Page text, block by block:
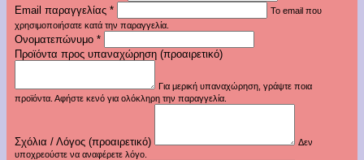
Email παραγγελίας *
Το email που
χρησιμοποιήσατε κατά την παραγγελία.
Ονοματεπώνυμο *
Προϊόντα προς υπαναχώρηση (προαιρετικό)
Για μερική υπαναχώρηση, γράψτε ποια
προϊόντα. Αφήστε κενό για ολόκληρη την παραγγελία.
Σχόλια / Λόγος (προαιρετικό)
Δεν
υποχρεούστε να αναφέρετε λόγο.